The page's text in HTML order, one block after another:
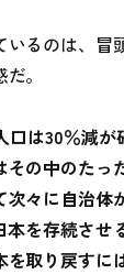
いるのは、冒
。
口は30％減
の中のたっ
々に自治体
本を存続させ
を取り戻すに